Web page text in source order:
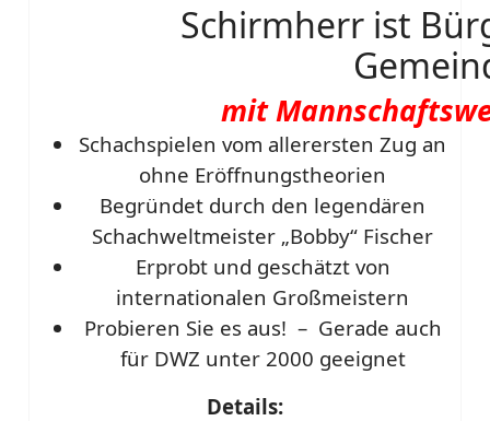
Schirmherr ist
mit
Schachspielen vom allerersten Zug an
ohne Eröffnungstheorien
Begründet durch den legendären
Schachweltmeister „Bobby“ Fischer
Erprobt und geschätzt von
internationalen Großmeistern
Probieren Sie es aus! – Gerade auch
für DWZ unter 2000 geeignet
Details: